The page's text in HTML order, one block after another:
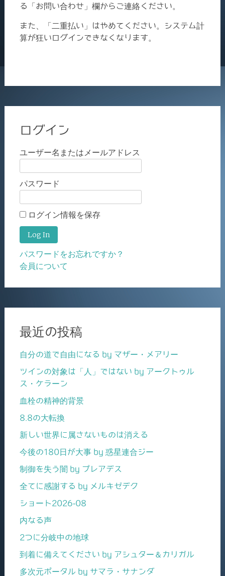
る「お問い合わせ」欄からご連絡ください。
また、「二重払い」はやめてください。システム計
算が狂いログインできなくなります。
ログイン
ユーザー名またはメールアドレス
パスワード
ログイン情報を保存
パスワードをお忘れですか？
会員について
最近の投稿
自分の道で自由になる by マザー・メアリー
ツインの対象は「人」ではない by アークトゥル
ス・ケラーン
血栓の精神的背景
8.8の大転換
新しい世界に属さないものは消える
今後の180日が大事 by 惑星連合ジー
制御を失う闇 by プレアデス
全てに感謝する by メルキゼデク
ショート2026-08
内なる声
2つに分岐中の地球
到着に備えてください by アシュター＆カリガル
多次元ポータル by サマラ・サナンダ